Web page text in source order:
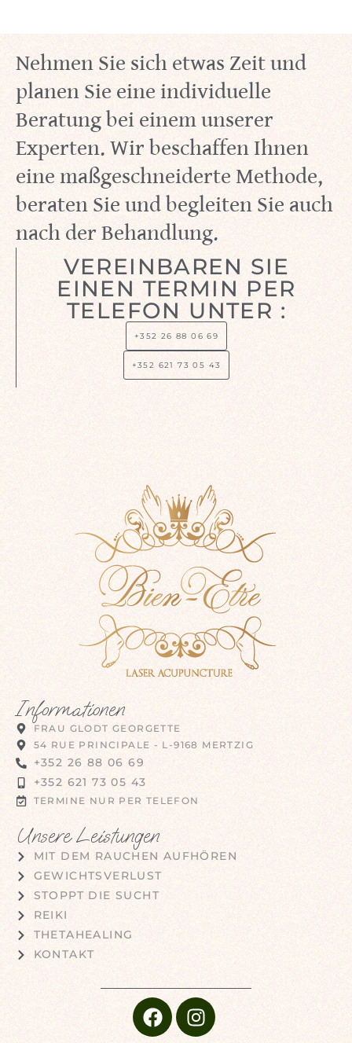
Nehmen Sie sich etwas Zeit und
planen Sie eine individuelle
Beratung bei einem unserer
Experten. Wir beschaffen Ihnen
eine maßgeschneiderte Methode,
beraten Sie und begleiten Sie auch
nach der Behandlung.
VEREINBAREN SIE
EINEN TERMIN PER
TELEFON UNTER :
+352 26 88 06 69
+352 621 73 05 43
Informationen
FRAU GLODT GEORGETTE
54 RUE PRINCIPALE - L-9168 MERTZIG
+352 26 88 06 69
+352 621 73 05 43
TERMINE NUR PER TELEFON
Unsere Leistungen
MIT DEM RAUCHEN AUFHÖREN
GEWICHTSVERLUST
STOPPT DIE SUCHT
REIKI
THETAHEALING
KONTAKT